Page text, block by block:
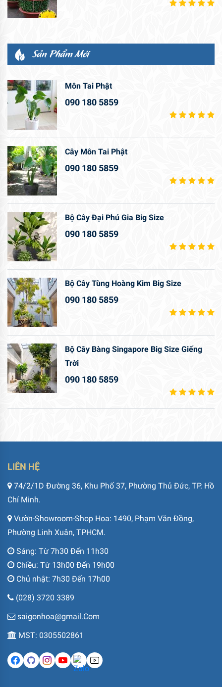
Sản Phẩm Mới
Môn Tai Phật
090 180 5859
Cây Môn Tai Phật
090 180 5859
Bộ Cây Đại Phú Gia Big Size
090 180 5859
Bộ Cây Tùng Hoàng Kim Big Size
090 180 5859
Bộ Cây Bàng Singapore Big Size Giếng
Trời
090 180 5859
LIÊN HỆ
74/2/1D Đường 36, Khu Phố 37, Phường Thủ Đức, TP. Hồ
Chí Minh.
Vườn-Showroom-Shop Hoa: 1490, Phạm Văn Đồng,
Phường Linh Xuân, TPHCM.
Sáng: Từ 7h30 Đến 11h30
Chiều: Từ 13h00 Đến 19h00
Chủ nhật: 7h30 Đến 17h00
(028) 3720 3389
saigonhoa@gmail.Com
MST: 0305502861